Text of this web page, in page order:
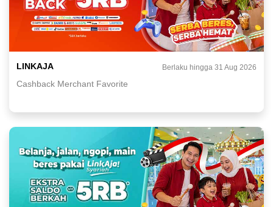
LINKAJA Berlaku hingga 31 Aug 2026
Cashback Merchant Favorite